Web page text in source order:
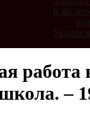
К 80-
–